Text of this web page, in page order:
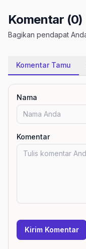
Komentar (0)
Bagikan pendapat
Komentar Tamu
Nama
Komentar
Kirim Komentar